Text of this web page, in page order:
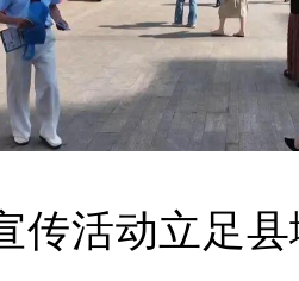
传活动立足